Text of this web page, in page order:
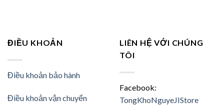
ĐIỀU KHOẢN
Điều khoản bảo hành
Điều khoản vận chuyển
LIÊN HỆ VỚI CHÚNG
TÔI
Facebook:
TongKhoNguyeJIStore